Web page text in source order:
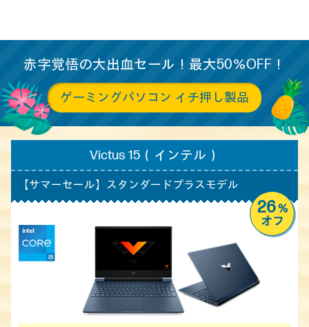
赤字覚悟の大出血セール！最大50％OFF！
ゲーミングパソコン イチ押し製品
Victus 15（インテル）
【サマーセール】 スタンダードプラスモデル
26%
オフ